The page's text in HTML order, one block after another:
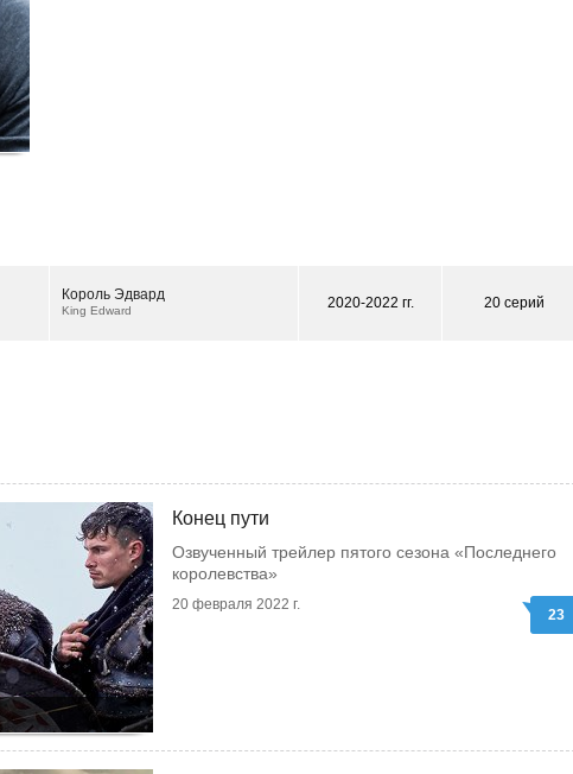
Король Эдвард
King Edward 2020-2022 гг. 20 серий
Конец пути
Озвученный трейлер пятого сезона «Последнего
королевства»
20 февраля 2022 г.
23